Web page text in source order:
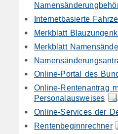
Internetbasierte
Merkblatt
Merkblatt
Online-Portal des
Online-Rentenantrag
Personalausweises
Online-Services der
Rentenbeginnrechner